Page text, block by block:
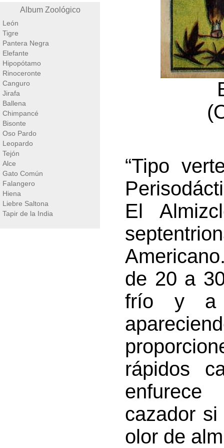
Album Zoológico
León
Tigre
Pantera Negra
Elefante
Hipopótamo
Rinoceronte
Canguro
Jirafa
Ballena
Chimpancé
Bisonte
Oso Pardo
Leopardo
Tejón
Alce
Gato Común
Falangero
Hiena
Liebre Saltona
Tapir de la India
“Tipo
El
de 20 a
frío y a
rápidos
enfurece
cazador
olor de